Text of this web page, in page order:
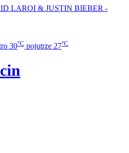
LAROI & JUSTIN BIEBER -
30°C pojutrze 27°C